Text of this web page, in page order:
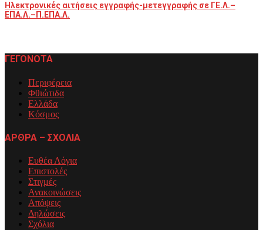
Ηλεκτρονικές αιτήσεις εγγραφής-μετεγγραφής σε ΓΕ.Λ.–
ΕΠΑ.Λ.–Π.ΕΠΑ.Λ.
ΓΕΓΟΝΟΤΑ
Περιφέρεια
Φθιώτιδα
Ελλάδα
Κόσμος
ΑΡΘΡΑ – ΣΧΟΛΙΑ
Ευθέα Λόγια
Επιστολές
Στιγμές
Ανακοινώσεις
Απόψεις
Δηλώσεις
Σχόλια